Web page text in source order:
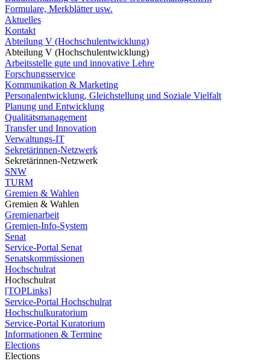
Formulare, Merkblätter usw.
Aktuelles
Kontakt
Abteilung V (Hochschulentwicklung)
Abteilung V (Hochschulentwicklung)
Arbeitsstelle gute und innovative Lehre
Forschungsservice
Kommunikation & Marketing
Personalentwicklung, Gleichstellung und Soziale Vielfalt
Planung und Entwicklung
Qualitätsmanagement
Transfer und Innovation
Verwaltungs-IT
Sekretärinnen-Netzwerk
Sekretärinnen-Netzwerk
SNW
TURM
Gremien & Wahlen
Gremien & Wahlen
Gremienarbeit
Gremien-Info-System
Senat
Service-Portal Senat
Senatskommissionen
Hochschulrat
Hochschulrat
[TOPLinks]
Service-Portal Hochschulrat
Hochschulkuratorium
Service-Portal Kuratorium
Informationen & Termine
Elections
Elections